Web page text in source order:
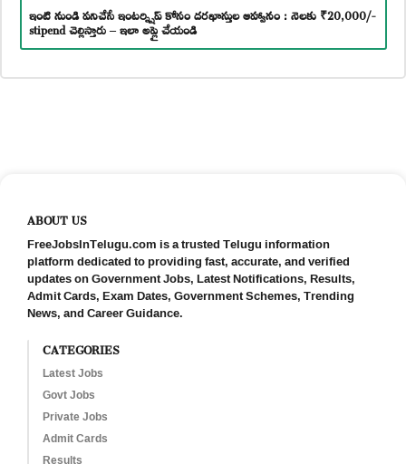
ఇంటి నుండి పనిచేసే ఇంటర్న్షిప్ కోసం దరఖాస్తుల ఆహ్వానం : నెలకు ₹20,000/-
stipend చెల్లిస్తారు – ఇలా అప్లై చేయండి
ABOUT US
FreeJobsInTelugu.com is a trusted Telugu information
platform dedicated to providing fast, accurate, and verified
updates on Government Jobs, Latest Notifications, Results,
Admit Cards, Exam Dates, Government Schemes, Trending
News, and Career Guidance.
CATEGORIES
Latest Jobs
Govt Jobs
Private Jobs
Admit Cards